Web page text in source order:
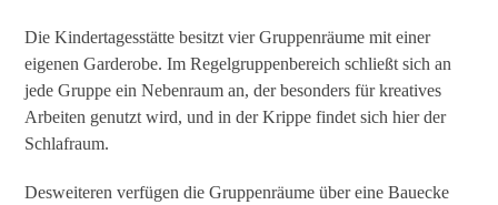
Die Kindertagesstätte besitzt vier Gruppenräume mit einer
eigenen Garderobe. Im Regelgruppenbereich schließt sich an
jede Gruppe ein Nebenraum an, der besonders für kreatives
Arbeiten genutzt wird, und in der Krippe findet sich hier der
Schlafraum.
Desweiteren verfügen die Gruppenräume über eine Bauecke